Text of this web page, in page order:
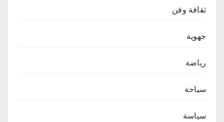
ثقافة وفن
جهوية
رياضة
سياحة
سياسة